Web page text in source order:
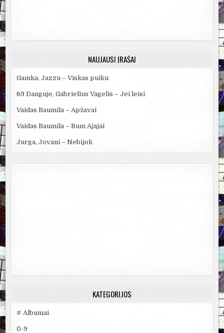
NAUJAUSI ĮRAŠAI
Gamka, Jazzu – Viskas puiku
69 Danguje, Gabrielius Vagelis – Jei leisi
Vaidas Baumila – Apžavai
Vaidas Baumila – Bum Ajajai
Jurga, Jovani – Nebijok
KATEGORIJOS
# Albumai
0-9